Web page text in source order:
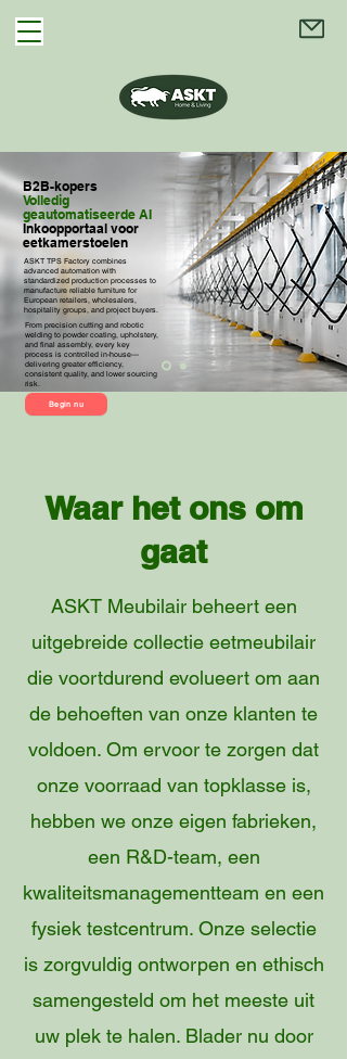
B2B-kopers
Volledig
geautomatiseerde AI
Inkoopportaal voor
eetkamerstoelen
ASKT TPS Factory combines
advanced automation with
standardized production processes to
manufacture reliable furniture for
European retailers, wholesalers,
hospitality groups, and project buyers.
From precision cutting and robotic
welding to powder coating, upholstery,
and final assembly, every key
process is controlled in-house—
delivering greater efficiency,
consistent quality, and lower sourcing
risk.
Begin nu
Waar het ons om
gaat
ASKT Meubilair beheert een
uitgebreide collectie eetmeubilair
die voortdurend evolueert om aan
de behoeften van onze klanten te
voldoen. Om ervoor te zorgen dat
onze voorraad van topklasse is,
hebben we onze eigen fabrieken,
een R&D-team, een
kwaliteitsmanagementteam en een
fysiek testcentrum. Onze selectie
is zorgvuldig ontworpen en ethisch
samengesteld om het meeste uit
uw plek te halen. Blader nu door